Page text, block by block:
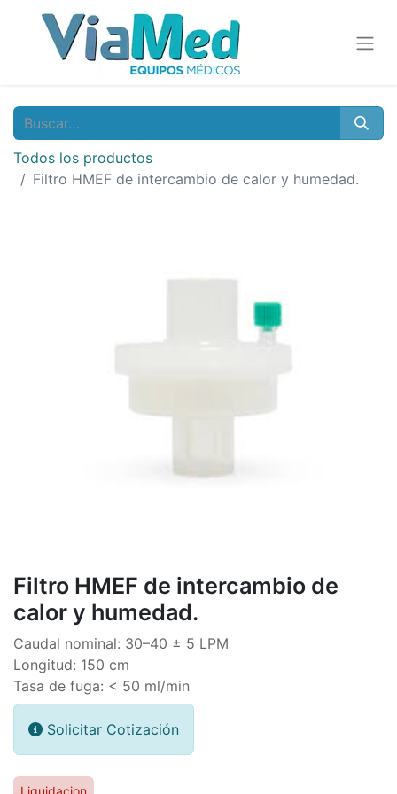
Todos los productos
Filtro HMEF de intercambio de calor y humedad.
Filtro HMEF de intercambio de
calor y humedad.
Caudal nominal: 30–40 ± 5 LPM
Longitud: 150 cm
Tasa de fuga: < 50 ml/min
Solicitar Cotización
Liquidacion